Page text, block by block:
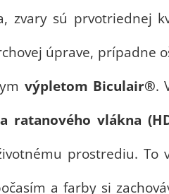
zvary sú prvotriednej
úprave, prípadne
výpletom Biculair®.
ratanového vlákna
prostrediu. To
a farby si